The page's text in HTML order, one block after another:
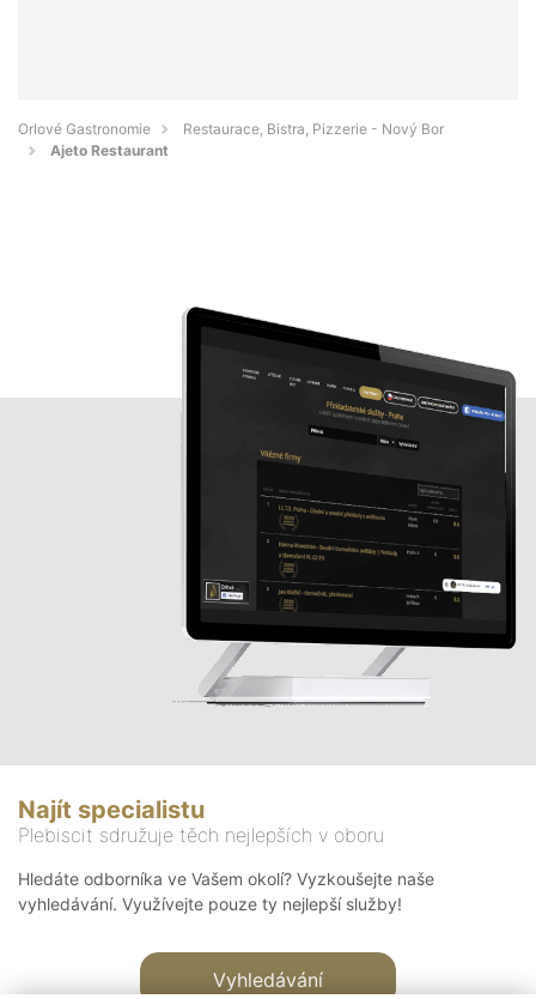
Orlové Gastronomie
Restaurace, Bistra, Pizzerie - Nový Bor
Ajeto Restaurant
Najít specialistu
Plebiscit sdružuje těch nejlepších v oboru
Hledáte odborníka ve Vašem okolí? Vyzkoušejte naše
vyhledávání. Využívejte pouze ty nejlepší služby!
Vyhledávání